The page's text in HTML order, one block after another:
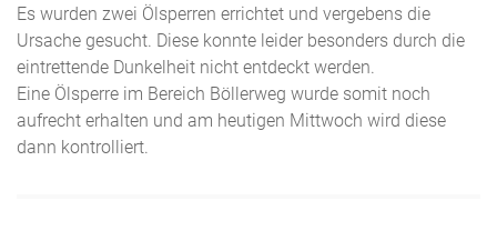
Es wurden zwei Ölsperren errichtet und vergebens die
Ursache gesucht. Diese konnte leider besonders durch die
eintrettende Dunkelheit nicht entdeckt werden.
Eine Ölsperre im Bereich Böllerweg wurde somit noch
aufrecht erhalten und am heutigen Mittwoch wird diese
dann kontrolliert.